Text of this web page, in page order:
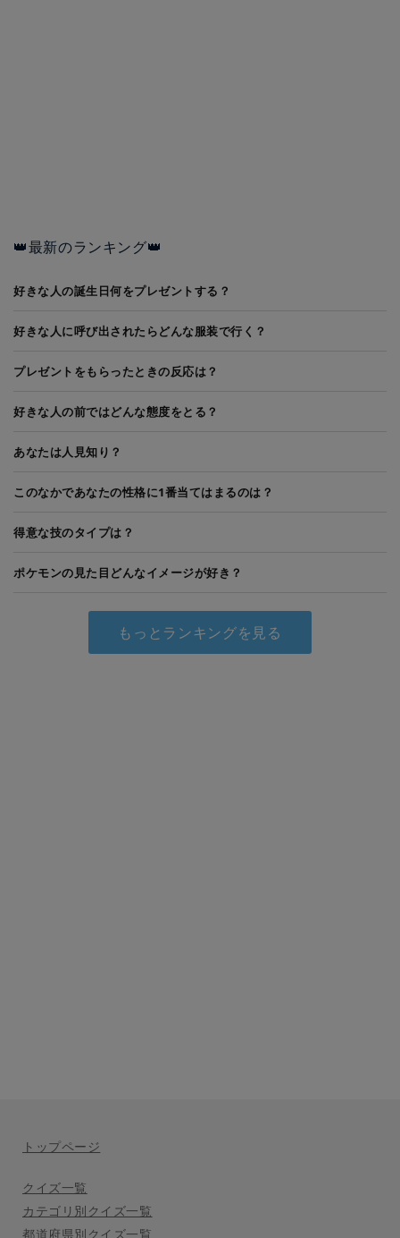
👑最新のランキング👑
好きな人の誕生日何をプレゼントする？
好きな人に呼び出されたらどんな服装で行く？
プレゼントをもらったときの反応は？
好きな人の前ではどんな態度をとる？
あなたは人見知り？
このなかであなたの性格に1番当てはまるのは？
得意な技のタイプは？
ポケモンの見た目どんなイメージが好き？
もっとランキングを見る
トップページ
クイズ一覧
カテゴリ別クイズ一覧
都道府県別クイズ一覧